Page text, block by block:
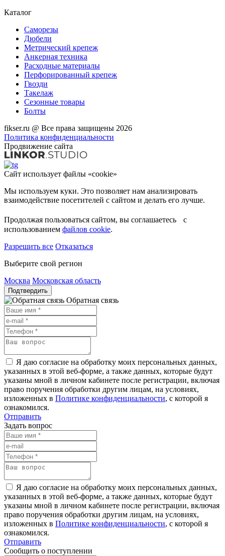
Каталог
Саморезы
Дюбели
Метрический крепеж
Анкерная техника
Расходные материалы
Перфорированный крепеж
Гвозди
Такелаж
Сезонные товары
Болты
fikser.ru @ Все права защищены 2026
Политика конфиденциальности
Продвижение сайта
Сайт использует файлы «cookie»
Мы используем куки. Это позволяет нам анализировать
взаимодействие посетителей с сайтом и делать его лучше.
Продолжая пользоваться сайтом, вы соглашаетесь с
использованием файлов cookie.
Разрешить все Отказаться
Выберите свой регион
Москва Московская область
Подтвердить
Обратная связь
Я даю согласие на обработку моих персональных данных,
указанных в этой веб-форме, а также данных, которые будут
указаны мной в личном кабинете после регистрации, включая
право поручения обработки другим лицам, на условиях,
изложенных в Политике конфиденциальности, с которой я
ознакомился.
Отправить
Задать вопрос
Я даю согласие на обработку моих персональных данных,
указанных в этой веб-форме, а также данных, которые будут
указаны мной в личном кабинете после регистрации, включая
право поручения обработки другим лицам, на условиях,
изложенных в Политике конфиденциальности, с которой я
ознакомился.
Отправить
Сообщить о поступлении